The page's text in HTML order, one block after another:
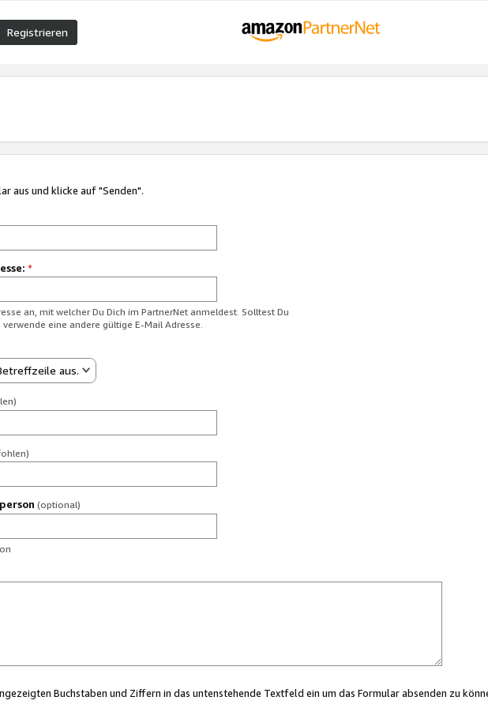
Registrieren
aus und klicke auf "Senden".
*
an, mit welcher Du Dich im PartnerNet anmeldest. Solltest Du
eine andere gültige E-Mail Adresse.
aus.
(optional)
Buchstaben und Ziffern in das untenstehende Textfeld ein um das Formular absenden zu